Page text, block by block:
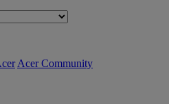
Acer Community